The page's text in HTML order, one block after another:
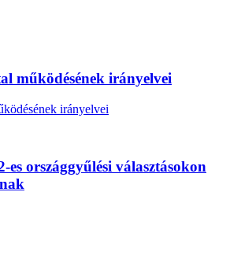
működésének irányelvei
irányelvei
es országgyűlési választásokon